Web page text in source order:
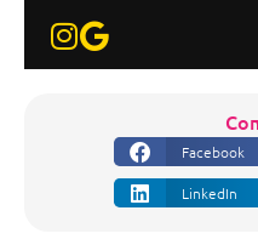
Facebook
LinkedIn